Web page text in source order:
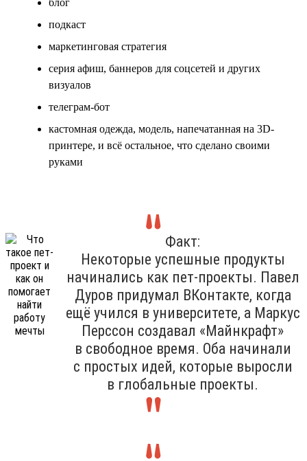
подкаст
маркетинговая стратегия
серия афиш, баннеров для соцсетей и других
визуалов
телеграм-бот
кастомная одежда, модель, напечатанная на 3D-
принтере, и всё остальное, что сделано своими
руками
Факт:
Некоторые успешные продукты
начинались как пет-проекты. Павел
Дуров придумал ВКонтакте, когда
ещё учился в университете, а Маркус
Перссон создавал «Майнкрафт»
в свободное время. Оба начинали
с простых идей, которые выросли
в глобальные проекты.